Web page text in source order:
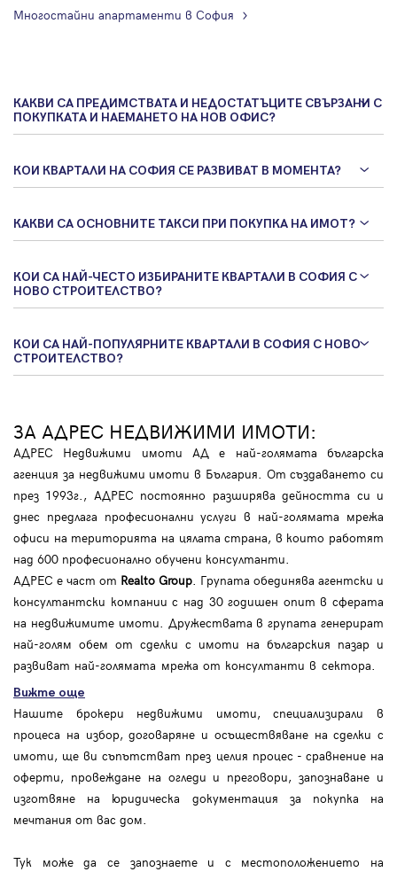
Многостайни апартаменти в София
КАКВИ СА ПРЕДИМСТВАТА И НЕДОСТАТЪЦИТЕ СВЪРЗАНИ С
ПОКУПКАТА И НАЕМАНЕТО НА НОВ ОФИС?
КОИ КВАРТАЛИ НА СОФИЯ СЕ РАЗВИВАТ В МОМЕНТА?
КАКВИ СА ОСНОВНИТЕ ТАКСИ ПРИ ПОКУПКА НА ИМОТ?
КОИ СА НАЙ-ЧЕСТО ИЗБИРАНИТЕ КВАРТАЛИ В СОФИЯ С
НОВО СТРОИТЕЛСТВО?
КОИ СА НАЙ-ПОПУЛЯРНИТЕ КВАРТАЛИ В СОФИЯ С НОВО
СТРОИТЕЛСТВО?
ЗА АДРЕС НЕДВИЖИМИ ИМОТИ:
АДРЕС Недвижими имоти АД е най-голямата българска
агенция за недвижими имоти в България. От създаването си
през 1993г., АДРЕС постоянно разширява дейността си и
днес предлага професионални услуги в най-голямата мрежа
офиси на територията на цялата страна, в които работят
над 600 професионално обучени консултанти.
АДРЕС е част от Realto Group. Групата обединява агентски и
консултантски компании с над 30 годишен опит в сферата
на недвижимите имоти. Дружествата в групата генерират
най-голям обем от сделки с имоти на българския пазар и
развиват най-голямата мрежа от консултанти в сектора.
Вижте още
Нашите брокери недвижими имоти, специализирали в
процеса на избор, договаряне и осъществяване на сделки с
имоти, ще ви съпътстват през целия процес - сравнение на
оферти, провеждане на огледи и преговори, запознаване и
изготвяне на юридическа документация за покупка на
мечтания от вас дом.
Тук може да се запознаете и с местоположението на